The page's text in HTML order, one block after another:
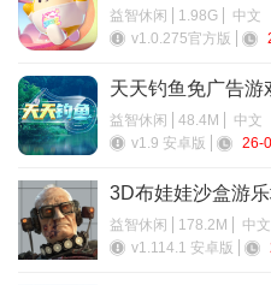
益智休闲 1.98G
中文
v1.0.275官方版
天天钓鱼免广告游
益智休闲 48.4M
中文
v1.9 安卓版
26-
3D布娃娃沙盒游
最新版
益智休闲 178.2M
中文
v1.114.1 安卓版